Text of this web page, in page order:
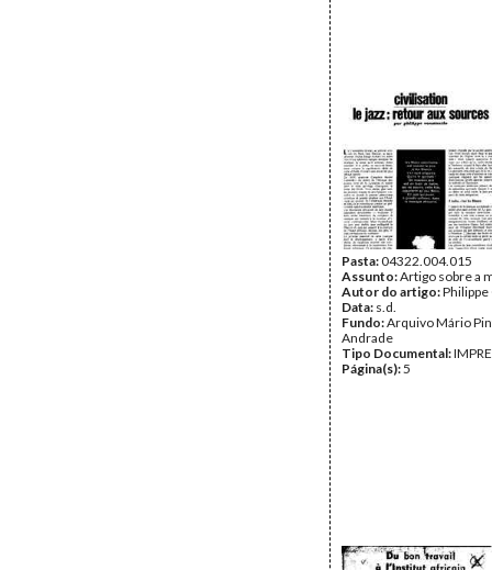
Pasta:04322.004.015
Assunto:Artigo sobre a
Autor do artigo:
Data: s.d.
Fundo:Arquivo Mário
Andrade
Tipo Documental:
Página(s):5